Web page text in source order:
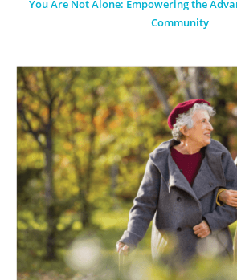
You Are Not Alone: Empowering the
Community